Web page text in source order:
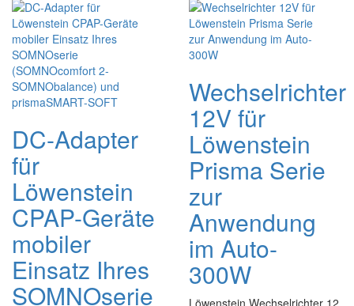
DC-Adapter
für
Löwenstein
CPAP-Geräte
mobiler
Einsatz Ihres
SOMNOserie
Wechselrichter
12V für
Löwenstein
Prisma Serie
zur
Anwendung
im Auto-
300W
Löwenstein Wechselrichter 12